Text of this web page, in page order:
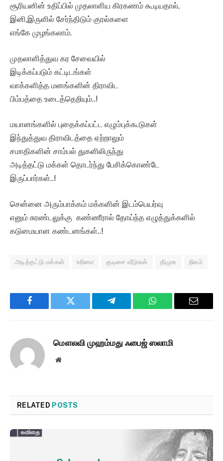
சூரியனின் உதிப்பில் முதலாளிய கிரகணம் கூடியதால்,
இனி,இருளில் சேர்ந்திடும் குரல்களை
எங்கே முழங்கலாம்.
முதலாளித்துவ கர சேவையில்
இடிக்கப்படும் கட்டிடங்கள்
வாக்களித்த மனங்களின் திராவிட
பிம்பத்தை உடைத்தெறியும்..!
மயானங்களில் புதைக்கப்பட்ட எழும்புக்கூடுகள்
இந்துத்துவ திராவிடத்தை ஏற்றாலும்
சமாதிகளின் சாம்பல் துகளிலிருந்து
அடித்தட்டு மக்கள் தொடர்ந்து பேசிக்கொண்டே
இருப்பார்கள்..!
சென்னை அரும்பாக்கம் மக்களின் இடம்பெயர்வு
எனும் சுரண்டலுக்கு கண்ணீரால் தோய்ந்த எழுத்துக்களில்
கடுமையான கண்டனங்கள்..!
அடித்தட்டு மக்கள் உரிமை குடிசை வீடுகள் திமுக நிலம்
Facebook Twitter Telegram WhatsApp Email
மௌலவி முஹம்மது ஃபைஜ் ஸலாமி
Website
RELATED POSTS